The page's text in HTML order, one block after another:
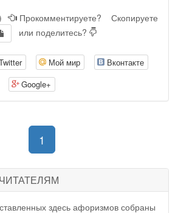
Прокомментируете?
Скопируете
или поделитесь?
Мой мир
Вконтакте
Google+
1
здесь афоризмов собраны